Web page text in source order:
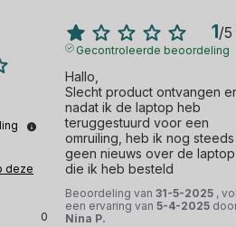
deze
0
1/5
Gecontroleerde beoordeling
Hallo,
Slecht product ontvangen
nadat ik de laptop heb
teruggestuurd voor een
omruiling, heb ik nog steeds
geen nieuws over de laptop
die ik heb besteld
Beoordeling van 31-5-2025 ,
een ervaring van 5-4-2025
Nina P.